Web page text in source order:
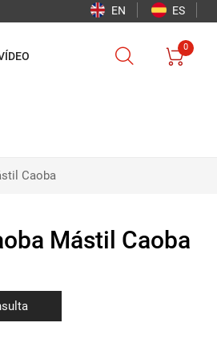
EN ES
 
0
Caoba
Mástil Caoba